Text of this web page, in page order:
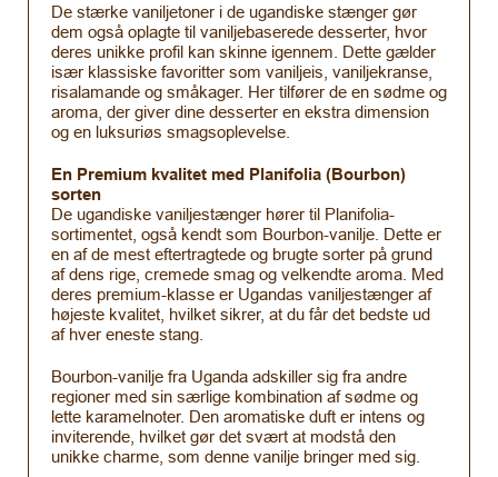
De stærke vaniljetoner i de ugandiske stænger gør
dem også oplagte til vaniljebaserede desserter, hvor
deres unikke profil kan skinne igennem. Dette gælder
især klassiske favoritter som vaniljeis, vaniljekranse,
risalamande og småkager. Her tilfører de en sødme og
aroma, der giver dine desserter en ekstra dimension
og en luksuriøs smagsoplevelse.
En Premium kvalitet med Planifolia (Bourbon)
sorten
De ugandiske vaniljestænger hører til Planifolia-
sortimentet, også kendt som Bourbon-vanilje. Dette er
en af de mest eftertragtede og brugte sorter på grund
af dens rige, cremede smag og velkendte aroma. Med
deres premium-klasse er Ugandas vaniljestænger af
højeste kvalitet, hvilket sikrer, at du får det bedste ud
af hver eneste stang.
Bourbon-vanilje fra Uganda adskiller sig fra andre
regioner med sin særlige kombination af sødme og
lette karamelnoter. Den aromatiske duft er intens og
inviterende, hvilket gør det svært at modstå den
unikke charme, som denne vanilje bringer med sig.